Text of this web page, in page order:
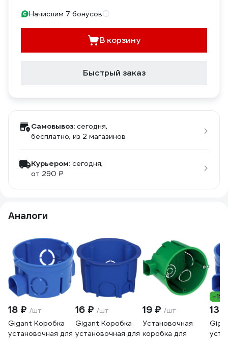
Начислим 7 бонусов
В корзину
Быстрый заказ
Самовывоз: сегодня,
бесплатно, из 2 магазинов
Курьером: сегодня,
от 290 ₽
Аналоги
18 ₽ /шт
Gigant Коробка
установочная для
16 ₽ /шт
Gigant Коробка
установочная для
19 ₽ /шт
Установочная
коробка для
-
13